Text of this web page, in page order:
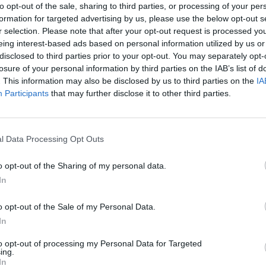
opt-out of the sale, sharing to third parties, or processing of your
for targeted advertising by us, please use the below opt-out
selection. Please note that after your opt-out request is processed
interest-based ads based on personal information utilized by us
to third parties prior to your opt-out. You may separately
of your personal information by third parties on the IAB’s list of
This information may also be disclosed by us to third parties on the
Participants that may further disclose it to other third parties.
Data Processing Opt Outs
opt-out of the Sharing of my personal data.
opt-out of the Sale of my Personal Data.
opt-out of processing my Personal Data for Targeted
együttműködéssel - megvalósítani azt a
adaptálták a szem fényérzékelő
a maga nemében: 5-ből 3-4 sejtet genetikailag
az IOB szemészeti transzlációs
val, és a lapunknak adott interjújában arról is
aktuális projekteket visz a vakság meggyógyítása
évekre a Roska Botond által vezetett team. A
magas felbontású látást érjenek el.
beszélgetésünk óta, ezért nem árt, ha felelevenítjük,
csapat áll a kutatások mögött? A bázeli Molekuláris és
dolgozom, amelyet Roska Botond alapított 2017-ben. Személy
vagyok felelős az intézetben, ami azt jelenti a
portfolio.hu hírarchívumához tartozik, melynek olvasása